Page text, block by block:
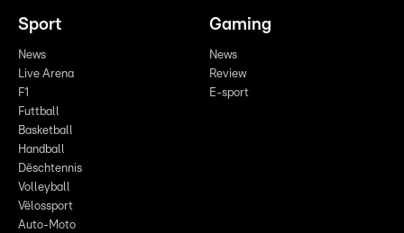
Sport
News
Live Arena
F1
Futtball
Basketball
Handball
Dëschtennis
Volleyball
Vëlossport
Auto-Moto
Gaming
News
Review
E-sport